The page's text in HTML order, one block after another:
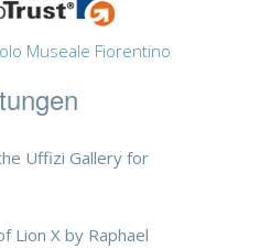
Museale Fiorentino
Uffizi Gallery for
Lion X by Raphael